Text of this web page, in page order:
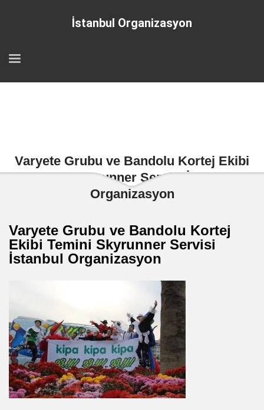
İstanbul Organizasyon
Varyete Grubu ve Bandolu Kortej Ekibi
Temini Skyrunner Servisi İstanbul
Organizasyon
Varyete Grubu ve Bandolu Kortej
Ekibi Temini Skyrunner Servisi
İstanbul Organizasyon